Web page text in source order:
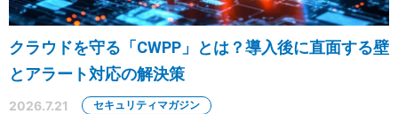
クラウドを守る「CWPP」とは？導入後に直面する壁
とアラート対応の解決策
2026.7.21 セキュリティマガジン